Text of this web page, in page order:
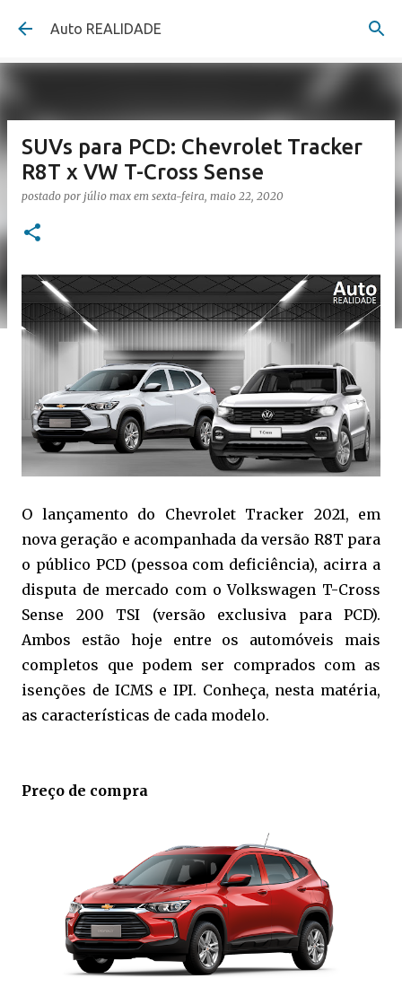
Pular para o conteúdo principal
Auto REALIDADE
SUVs para PCD: Chevrolet Tracker
R8T x VW T-Cross Sense
postado por júlio max em sexta-feira, maio 22, 2020
O lançamento do Chevrolet Tracker 2021, em
nova geração e acompanhada da versão R8T para
o público PCD (pessoa com deficiência), acirra a
disputa de mercado com o Volkswagen T-Cross
Sense 200 TSI (versão exclusiva para PCD).
Ambos estão hoje entre os automóveis mais
completos que podem ser comprados com as
isenções de ICMS e IPI. Conheça, nesta matéria,
as características de cada modelo.
Preço de compra